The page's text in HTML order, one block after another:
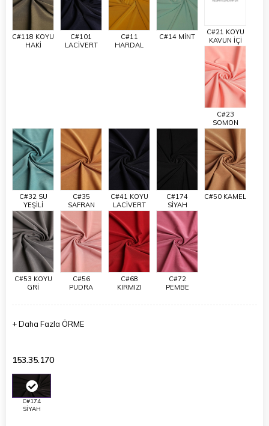
C#118 KOYU
HAKİ
C#101
LACİVERT
C#11
HARDAL
C#14 MİNT
C#21 KOYU
KAVUN İÇİ
C#23
SOMON
C#32 SU
YEŞİLİ
C#35
SAFRAN
C#41 KOYU
LACİVERT
C#174
SİYAH
C#50 KAMEL
C#53 KOYU
GRİ
C#56
PUDRA
C#68
KIRMIZI
C#72
PEMBE
+Daha Fazla ÖRME
153.35.170
C#174
SİYAH